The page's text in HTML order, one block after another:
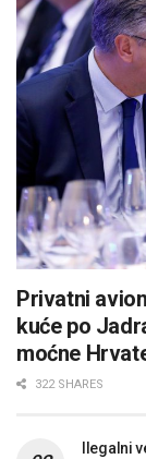
Privatni
kuće po
moćne
322 SHARES
Ilegalni